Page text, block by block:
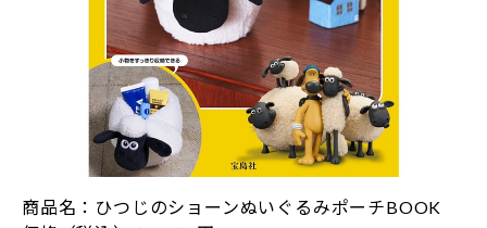
商品名：ひつじのショーンぬいぐるみポーチBOOK